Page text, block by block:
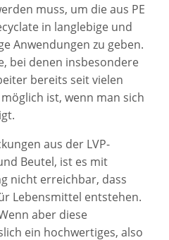
muss, um die aus PE
in langlebige und
Anwendungen zu geben.
bei denen insbesondere
bereits seit vielen
ist, wenn man sich
aus der LVP-
Beutel, ist es mit
nicht erreichbar, dass
Lebensmittel entstehen.
aber diese
ein hochwertiges, also